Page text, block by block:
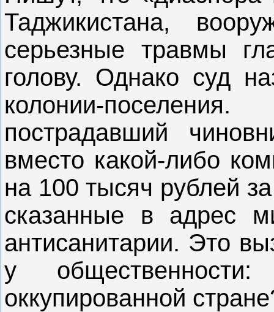
Таджикистана,
серьезные травмы
голову. Однако суд
колонии-
пострадавший
вместо какой-либо
на 100 тысяч рублей
сказанные в адрес
антисанитарии. Это
у
оккупированной